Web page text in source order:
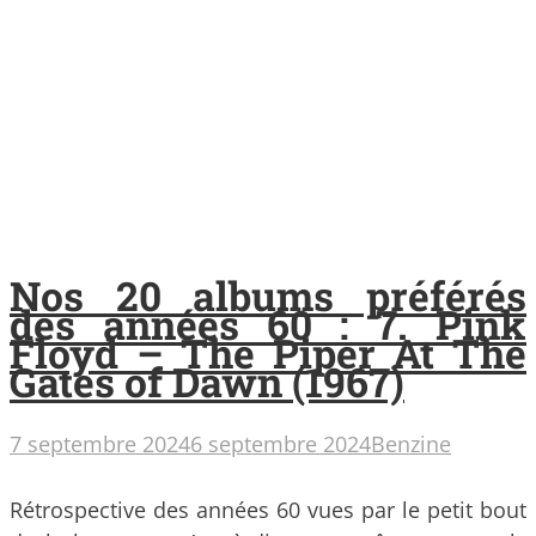
Nos 20 albums préférés
des années 60 : 7. Pink
Floyd – The Piper At The
Gates of Dawn (1967)
7 septembre 20246 septembre 2024Benzine
Rétrospective des années 60 vues par le petit bout